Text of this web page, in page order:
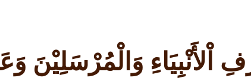
اْلأَنْبِيَاءِ وَالْمُرْسَلِيْنَ